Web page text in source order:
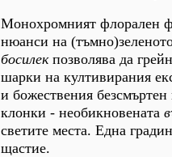
Монохромният флорален
нюанси на
босилекпозволява да
шарки на култивирания
и божествения
клонки - необикновената
светите места. Една
щастие.